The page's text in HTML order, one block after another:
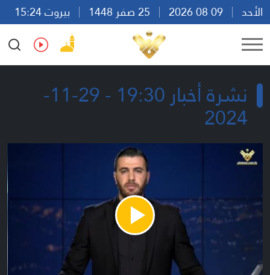
الأحد
بيروت 15:24
Ar
En Fr Es
نشرة أخبار 19:30 - 29-11-
2024
Play
Video